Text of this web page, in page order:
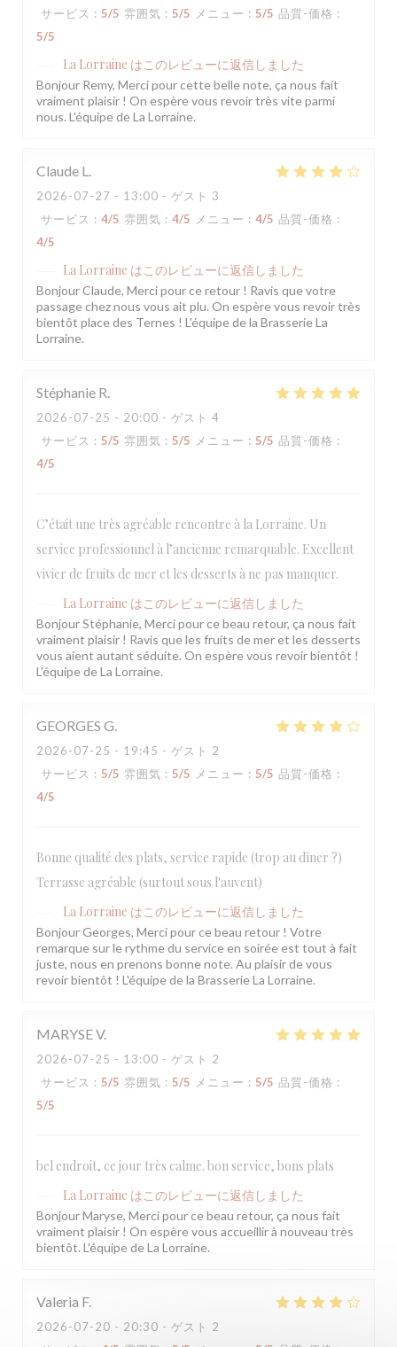
サービス : 5/5 雰囲気 : 5/5 メニュー : 5/5 品質-価格 :
5/5
La Lorraine はこのレビューに返信しました
Bonjour Remy, Merci pour cette belle note, ça nous fait
vraiment plaisir ! On espère vous revoir très vite parmi
nous. L'équipe de La Lorraine.
Claude L
2026-07-27 - 13:00 - ゲスト 3
サービス : 4/5 雰囲気 : 4/5 メニュー : 4/5 品質-価格 :
4/5
La Lorraine はこのレビューに返信しました
Bonjour Claude, Merci pour ce retour ! Ravis que votre
passage chez nous vous ait plu. On espère vous revoir très
bientôt place des Ternes ! L'équipe de la Brasserie La
Lorraine.
Stéphanie R
2026-07-25 - 20:00 - ゲスト 4
サービス : 5/5 雰囲気 : 5/5 メニュー : 5/5 品質-価格 :
4/5
C’était une très agréable rencontre à la Lorraine. Un
service professionnel à l’ancienne remarquable. Excellent
vivier de fruits de mer et les desserts à ne pas manquer.
La Lorraine はこのレビューに返信しました
Bonjour Stéphanie, Merci pour ce beau retour, ça nous fait
vraiment plaisir ! Ravis que les fruits de mer et les desserts
vous aient autant séduite. On espère vous revoir bientôt !
L'équipe de La Lorraine.
GEORGES G
2026-07-25 - 19:45 - ゲスト 2
サービス : 5/5 雰囲気 : 5/5 メニュー : 5/5 品質-価格 :
4/5
Bonne qualité des plats, service rapide (trop au dîner ?)
Terrasse agréable (surtout sous l'auvent)
La Lorraine はこのレビューに返信しました
Bonjour Georges, Merci pour ce beau retour ! Votre
remarque sur le rythme du service en soirée est tout à fait
juste, nous en prenons bonne note. Au plaisir de vous
revoir bientôt ! L'équipe de la Brasserie La Lorraine.
MARYSEV
2026-07-25 - 13:00 - ゲスト 2
サービス : 5/5 雰囲気 : 5/5 メニュー : 5/5 品質-価格 :
5/5
bel endroit, ce jour très calme. bon service, bons plats
La Lorraine はこのレビューに返信しました
Bonjour Maryse, Merci pour ce beau retour, ça nous fait
vraiment plaisir ! On espère vous accueillir à nouveau très
bientôt. L'équipe de La Lorraine.
Valeria F
2026-07-20 - 20:30 - ゲスト 2